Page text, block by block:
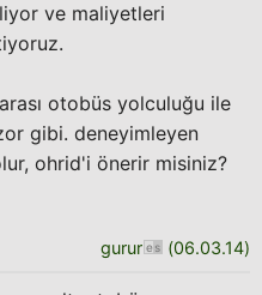
ve maliyetleri
otobüs yolculuğu ile
gibi. deneyimleyen
ohrid'i önerir misiniz?
gurur (06.03.14)